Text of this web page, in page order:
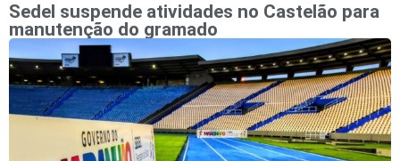
Sedel suspende atividades no Castelão para
manutenção do gramado